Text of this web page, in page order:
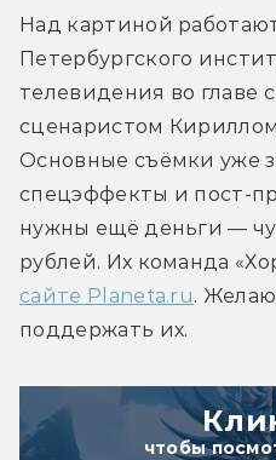
Над картиной
Петербургского
телевидения во главе
сценаристом
Основные съёмки уже
спецэффекты и пост-
нужны ещё деньги —
рублей. Их команда
сайте Planeta.ru.
поддержать их.
чтобы